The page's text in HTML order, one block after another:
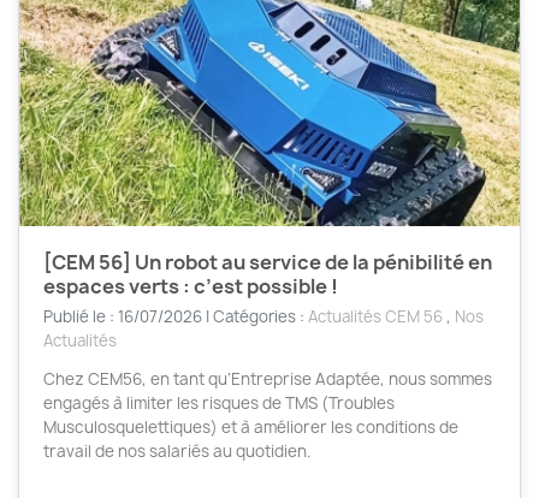
[CEM 56] Un robot au service de la pénibilité en
espaces verts : c’est possible !
Publié le : 16/07/2026 | Catégories : Actualités CEM 56, Nos
Actualités
Chez CEM56, en tant qu’Entreprise Adaptée, nous sommes
engagés à limiter les risques de TMS (Troubles
Musculosquelettiques) et à améliorer les conditions de
travail de nos salariés au quotidien.